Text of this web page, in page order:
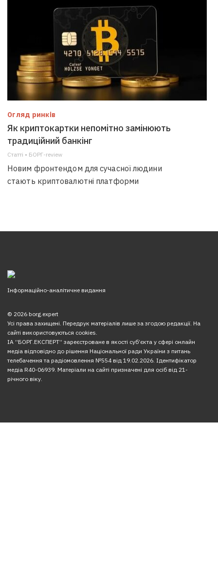
Огляд ринків
Як криптокартки непомітно замінюють
традиційний банкінг
Статті • БОРГ-review
Новим фронтендом для сучасної людини
стають криптовалютні платформи
Інформаційно-аналітичне видання
© 2026 borg.expert
Усі права захищені. Передрук матеріалів лише за згодою редакції. На
сайті використовуються cookies.
ІА “БОРГ.ЕКСПЕРТ” зареєстроване в якості суб’єкта у сфері онлайн
медіа відповідно до рішення Національної ради України з питань
телебачення та радіомовлення №554 від 19.02.2026. Ідентифікатор
медіа R40-06939. Матеріали на сайті призначені для осіб від 21-
річного віку.